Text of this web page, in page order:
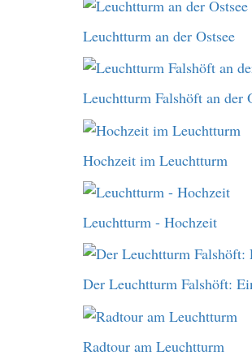
Leuchtturm an der Ostsee
Leuchtturm Falshöft an der
Hochzeit im Leuchtturm
Leuchtturm - Hochzeit
Der Leuchtturm Falshöft:
Radtour am Leuchtturm